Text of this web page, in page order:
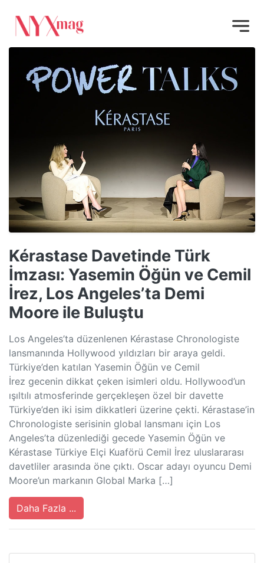
Kérastase Davetinde Türk
İmzası: Yasemin Öğün ve Cemil
İrez, Los Angeles’ta Demi
Moore ile Buluştu
Los Angeles’ta düzenlenen Kérastase Chronologiste
lansmanında Hollywood yıldızları bir araya geldi.
Türkiye’den katılan Yasemin Öğün ve Cemil
İrez gecenin dikkat çeken isimleri oldu. Hollywood’un
ışıltılı atmosferinde gerçekleşen özel bir davette
Türkiye’den iki isim dikkatleri üzerine çekti. Kérastase’in
Chronologiste serisinin global lansmanı için Los
Angeles’ta düzenlediği gecede Yasemin Öğün ve
Kérastase Türkiye Elçi Kuaförü Cemil İrez uluslararası
davetliler arasında öne çıktı. Oscar adayı oyuncu Demi
Moore’un markanın Global Marka […]
Daha Fazla ...